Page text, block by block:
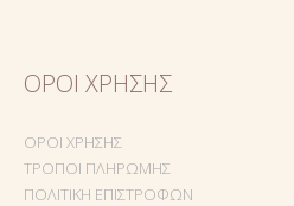
ΌΡΟΙ ΧΡΉΣΗΣ
ΌΡΟΙ ΧΡΉΣΗΣ
ΤΡΌΠΟΙ ΠΛΗΡΩΜΉΣ
ΠΟΛΙΤΙΚΉ ΕΠΙΣΤΡΟΦΏΝ